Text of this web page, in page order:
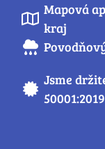
Mapová
kraj
Jsme
50001:2019